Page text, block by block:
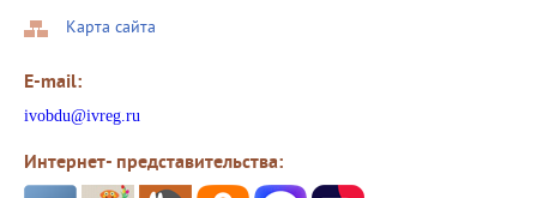
Карта сайта
E-mail:
ivobdu@ivreg.ru
Интернет- представительства: